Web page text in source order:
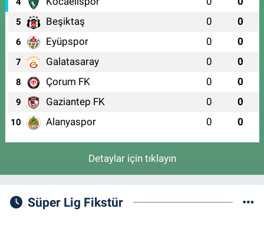
5 Beşiktaş 0 0
6 Eyüpspor 0 0
7 Galatasaray 0 0
8 Çorum FK 0 0
9 Gaziantep FK 0 0
10 Alanyaspor 0 0
Detaylar için tıklayın
Süper Lig Fikstür